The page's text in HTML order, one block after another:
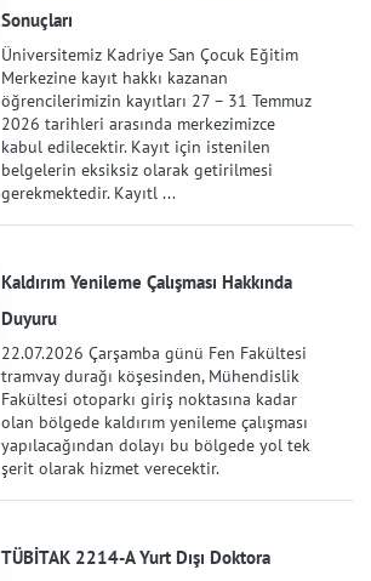
Sonuçları
Üniversitemiz Kadriye San Çocuk Eğitim
Merkezine kayıt hakkı kazanan
öğrencilerimizin kayıtları 27 – 31 Temmuz
2026 tarihleri arasında merkezimizce
kabul edilecektir. Kayıt için istenilen
belgelerin eksiksiz olarak getirilmesi
gerekmektedir. Kayıtl ...
Kaldırım Yenileme Çalışması Hakkında
Duyuru
22.07.2026 Çarşamba günü Fen Fakültesi
tramvay durağı köşesinden, Mühendislik
Fakültesi otoparkı giriş noktasına kadar
olan bölgede kaldırım yenileme çalışması
yapılacağından dolayı bu bölgede yol tek
şerit olarak hizmet verecektir.
TÜBİTAK 2214-A Yurt Dışı Doktora